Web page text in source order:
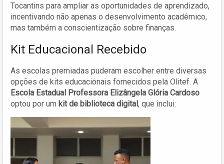
Tocantins para ampliar as oportunidades de aprendizado,
incentivando não apenas o desenvolvimento acadêmico,
mas também a conscientização sobre finanças.
Kit Educacional Recebido
As escolas premiadas puderam escolher entre diversas
opções de kits educacionais fornecidos pela Olitef. A
Escola Estadual Professora Elizângela Glória Cardoso
optou por um kit de biblioteca digital, que inclui: